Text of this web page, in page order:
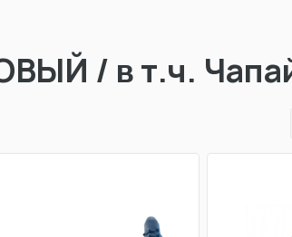
/ в т.ч.